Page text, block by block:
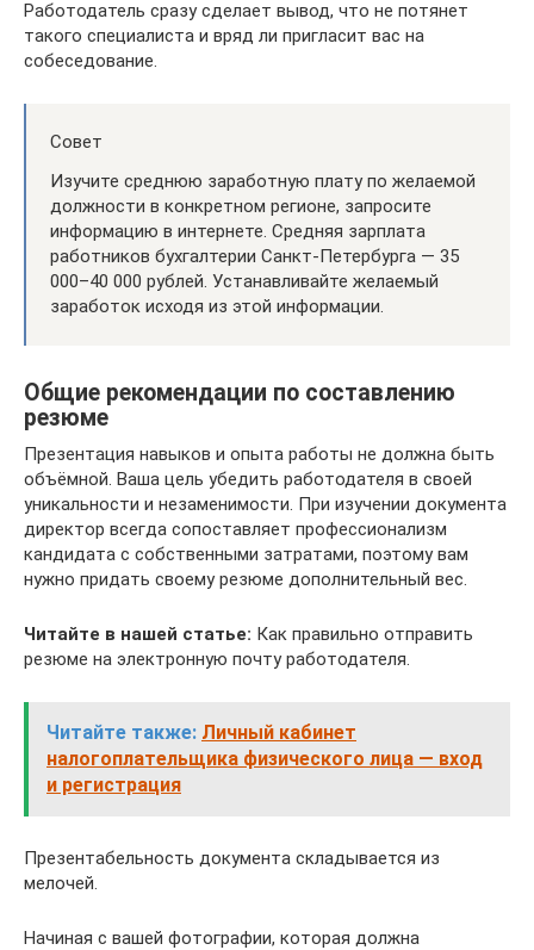
Работодатель сразу сделает вывод, что не потянет
такого специалиста и вряд ли пригласит вас на
собеседование.
Совет
Изучите среднюю заработную плату по желаемой
должности в конкретном регионе, запросите
информацию в интернете. Средняя зарплата
работников бухгалтерии Санкт-Петербурга — 35
000–40 000 рублей. Устанавливайте желаемый
заработок исходя из этой информации.
Общие рекомендации по составлению
резюме
Презентация навыков и опыта работы не должна быть
объёмной. Ваша цель убедить работодателя в своей
уникальности и незаменимости. При изучении документа
директор всегда сопоставляет профессионализм
кандидата с собственными затратами, поэтому вам
нужно придать своему резюме дополнительный вес.
Читайте в нашей статье: Как правильно отправить
резюме на электронную почту работодателя.
Читайте также: Личный кабинет
налогоплательщика физического лица — вход
и регистрация
Презентабельность документа складывается из
мелочей.
Начиная с вашей фотографии, которая должна